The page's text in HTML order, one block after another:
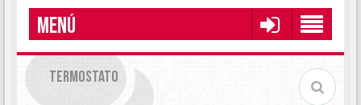
MENÚ
TERMOSTATO